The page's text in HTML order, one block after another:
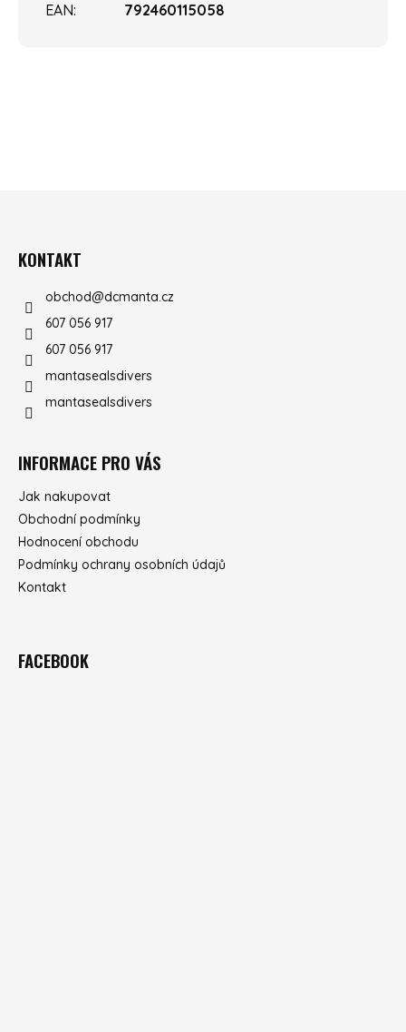
EAN: 792460115058
KONTAKT
obchod@dcmanta.cz
607 056 917
607 056 917
mantasealsdivers
mantasealsdivers
INFORMACE PRO VÁS
Jak nakupovat
Obchodní podmínky
Hodnocení obchodu
Podmínky ochrany osobních údajů
Kontakt
FACEBOOK